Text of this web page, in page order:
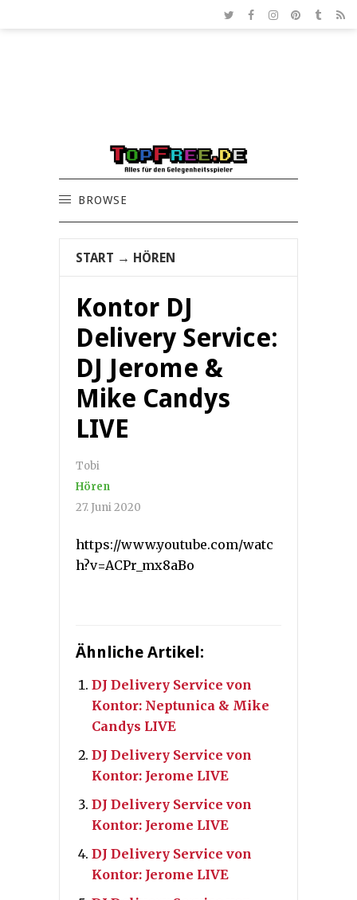
BROWSE
START → HÖREN
Kontor DJ
Delivery Service:
DJ Jerome &
Mike Candys
LIVE
Tobi
Hören
27. Juni 2020
https://www.youtube.com/watc
h?v=ACPr_mx8aBo
Ähnliche Artikel:
DJ Delivery Service von
Kontor: Neptunica & Mike
Candys LIVE
DJ Delivery Service von
Kontor: Jerome LIVE
DJ Delivery Service von
Kontor: Jerome LIVE
DJ Delivery Service von
Kontor: Jerome LIVE